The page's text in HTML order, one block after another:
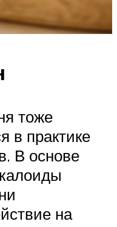
тоже
в практике
В основе
на